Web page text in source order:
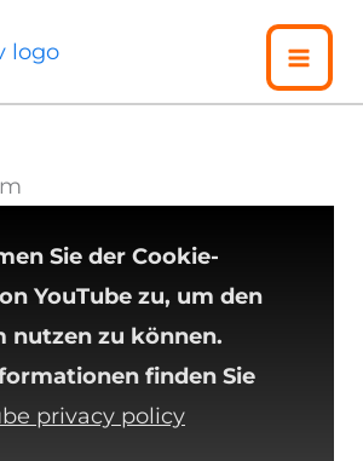
Sie der Cookie-
YouTube zu, um den
nutzen zu können.
finden Sie
privacy policy